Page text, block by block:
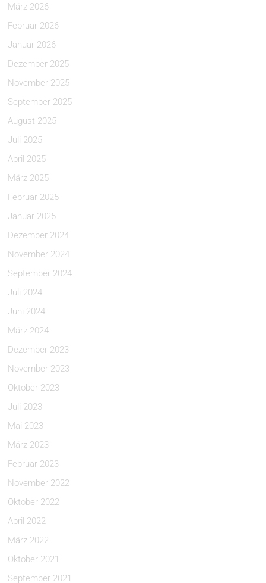
März 2026
Februar 2026
Januar 2026
Dezember 2025
November 2025
September 2025
August 2025
Juli 2025
April 2025
März 2025
Februar 2025
Januar 2025
Dezember 2024
November 2024
September 2024
Juli 2024
Juni 2024
März 2024
Dezember 2023
November 2023
Oktober 2023
Juli 2023
Mai 2023
März 2023
Februar 2023
November 2022
Oktober 2022
April 2022
März 2022
Oktober 2021
September 2021